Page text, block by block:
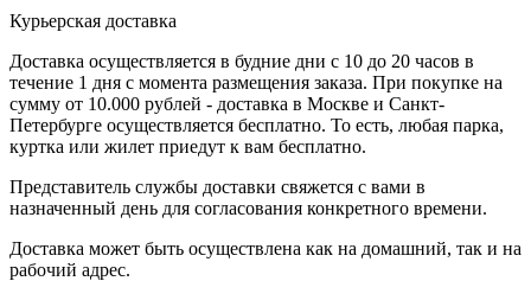
Курьерская доставка
Доставка осуществляется в будние дни с 10 до 20 часов в
течение 1 дня с момента размещения заказа. При покупке на
сумму от 10.000 рублей - доставка в Москве и Санкт-
Петербурге осуществляется бесплатно. То есть, любая парка,
куртка или жилет приедут к вам бесплатно.
Представитель службы доставки свяжется с вами в
назначенный день для согласования конкретного времени.
Доставка может быть осуществлена как на домашний, так и на
рабочий адрес.